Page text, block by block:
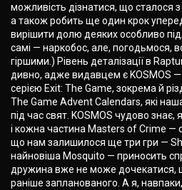
можливість дізнатися, що сталося з
а також робить ще один крок
вирішити долю деяких особливо
самі — наркобос, але, погодьмося,
гіршими.) Рівень деталізації в
дивно, адже видавцем є KOSMOS —
серією Exit: The Game, зокрема й
The Game Advent Calendars, які
під час свят. KOSMOS чудово знає,
і кожна частина Masters of Crime —
що нам залишилося ще три гри —
найновіша Mosquito — приносить
дружина вже не може дочекатися,
раніше запланованого. А я,